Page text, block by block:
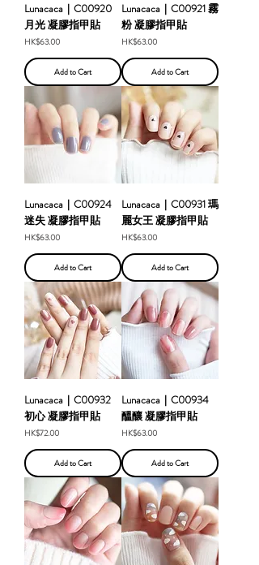
Lunacaca｜C00920
月光 凝膠指甲貼
Price
HK$63.00
Add to Cart
Lunacaca｜C00921 霧
粉 凝膠指甲貼
Price
HK$63.00
Add to Cart
Lunacaca｜C00924
迷失 凝膠指甲貼
Price
HK$63.00
Add to Cart
Lunacaca｜C00931 瑪
麗女王 凝膠指甲貼
Price
HK$63.00
Add to Cart
Lunacaca｜C00932
初心 凝膠指甲貼
Price
HK$72.00
Add to Cart
Lunacaca｜C00934
醞釀 凝膠指甲貼
Price
HK$63.00
Add to Cart